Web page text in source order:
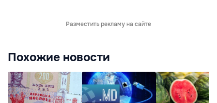
Разместить рекламу на сайте
Похожие новости